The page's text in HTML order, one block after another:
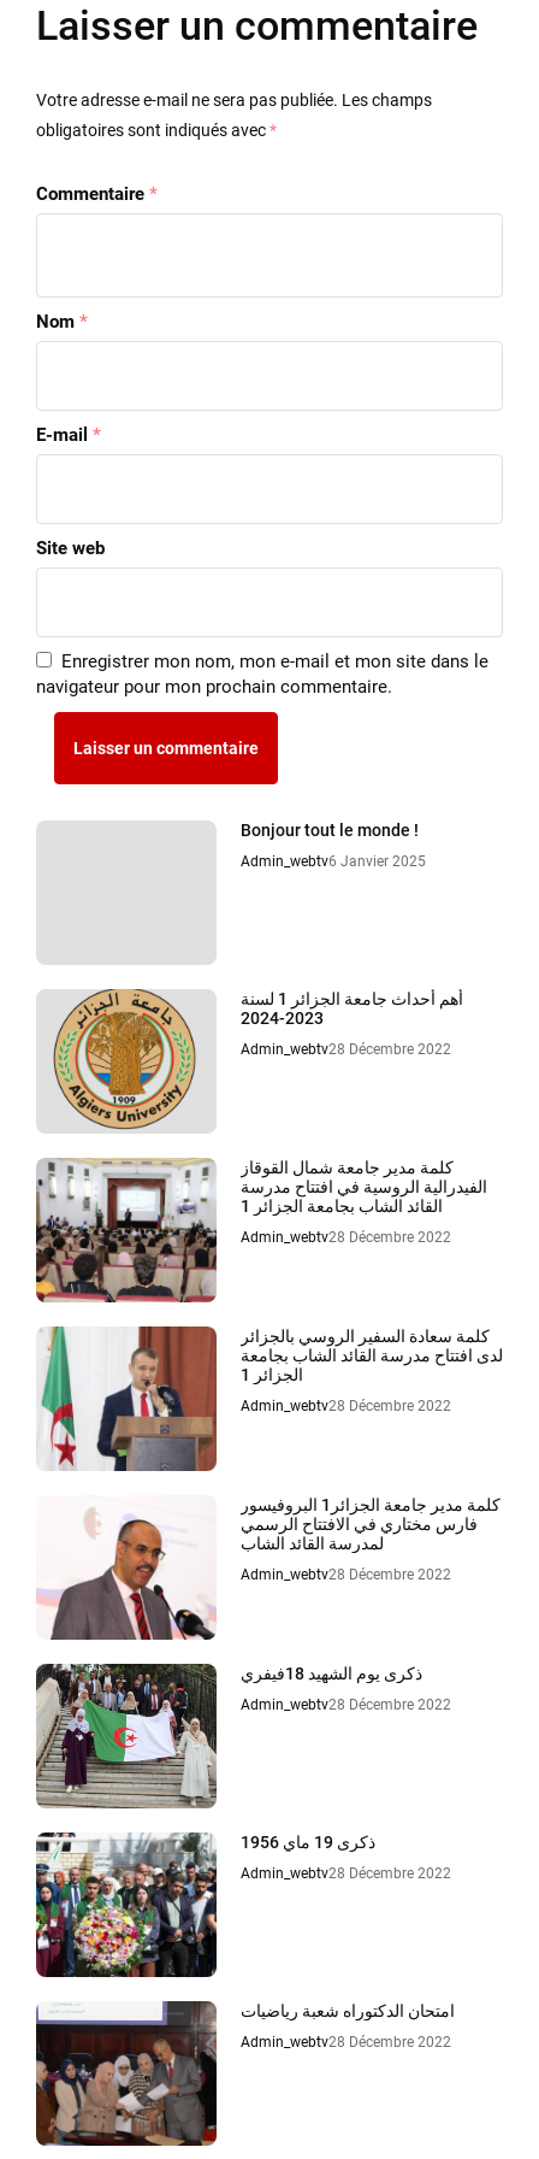
Laisser un commentaire
Votre adresse e-mail ne sera pas publiée. Les champs
obligatoires sont indiqués avec*
Commentaire *
Nom *
E-mail *
Site web
Enregistrer mon nom, mon e-mail et mon site dans le
navigateur pour mon prochain commentaire.
Bonjour tout le monde !
Admin_webtv6 Janvier 2025
أهم أحداث جامعة الجزائر 1 لسنة
2023-2024
Admin_webtv28 Décembre 2022
كلمة مدير جامعة شمال القوقاز
الفيدرالية الروسية في افتتاح مدرسة
القائد الشاب بجامعة الجزائر 1
Admin_webtv28 Décembre 2022
كلمة سعادة السفير الروسي بالجزائر
لدى افتتاح مدرسة القائد الشاب بجامعة
الجزائر 1
Admin_webtv28 Décembre 2022
كلمة مدير جامعة الجزائر1 البروفيسور
فارس مختاري في الافتتاح الرسمي
لمدرسة القائد الشاب
Admin_webtv28 Décembre 2022
ذكرى يوم الشهيد 18فيفري
Admin_webtv28 Décembre 2022
ذكرى 19 ماي 1956
Admin_webtv28 Décembre 2022
امتحان الدكتوراه شعبة رياضيات
Admin_webtv28 Décembre 2022